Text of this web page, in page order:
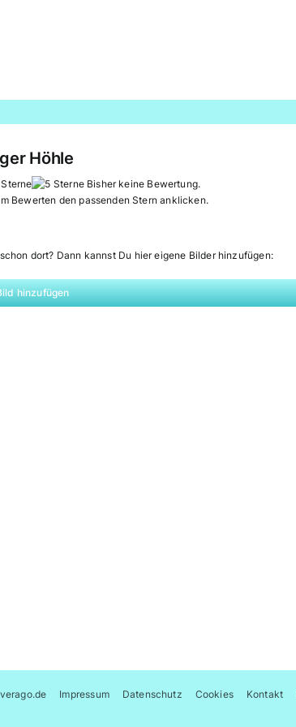
Höhle
Bisher keine Bewertung.
Bewerten den passenden Stern anklicken.
dort? Dann kannst Du hier eigene Bilder hinzufügen:
hinzufügen
verago.de Impressum Datenschutz Cookies Kontakt